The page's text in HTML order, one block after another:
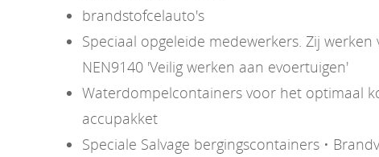
brandstofcelauto's
Speciaal opgeleide medewerkers. Zij
NEN9140 'Veilig werken aan evoertuigen'
Waterdompelcontainers voor het optimaal
accupakket
Speciale Salvage bergingscontainers •